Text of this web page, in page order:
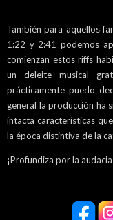
También para aquellos
1:22 y 2:41 podemos
comienzan estos riffs
un deleite musical
prácticamente puedo
general la producción ha
intacta características
la época distintiva de la
¡Profundiza por la